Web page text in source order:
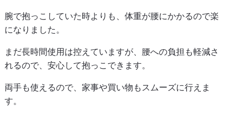
腕で抱っこしていた時よりも、体重が腰にかかるので楽
になりました。
まだ長時間使用は控えていますが、腰への負担も軽減さ
れるので、安心して抱っこできます。
両手も使えるので、家事や買い物もスムーズに行えま
す。